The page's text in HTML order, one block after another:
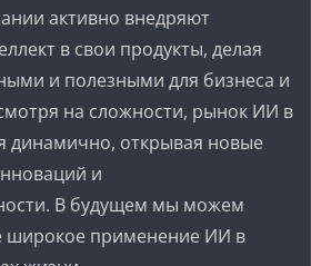
активно внедряют
в свои продукты, делая
и полезными для бизнеса и
на сложности, рынок ИИ в
динамично, открывая новые
и
В будущем мы можем
широкое применение ИИ в